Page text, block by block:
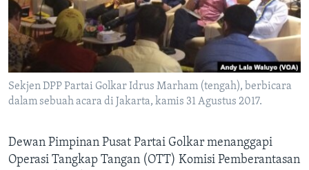
Sekjen DPP Partai Golkar Idrus Marham (tengah), berbicara
dalam sebuah acara di Jakarta, kamis 31 Agustus 2017.
Dewan Pimpinan Pusat Partai Golkar menanggapi
Operasi Tangkap Tangan (OTT) Komisi Pemberantasan